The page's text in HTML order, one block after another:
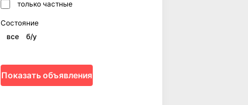
только частные
Состояние
все
б/у
Показать объявления